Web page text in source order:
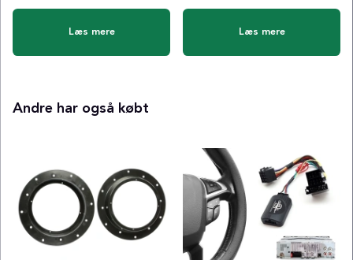
Læs mere Læs mere
Andre har også købt